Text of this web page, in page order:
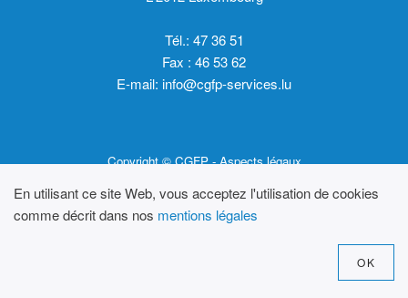
Tél.: 47 36 51
Fax : 46 53 62
E-mail: info@cgfp-services.lu
Copyright © CGFP -Aspects légaux
En utilisant ce site Web, vous acceptez l'utilisation de cookies
comme décrit dans nos mentions légales
OK